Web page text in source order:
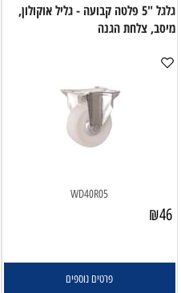
גלגל "5 פלטה קבועה - גליל אוקולון,
מיסב, צלחת הגנה
WD40R05
₪46
פרטים נוספים